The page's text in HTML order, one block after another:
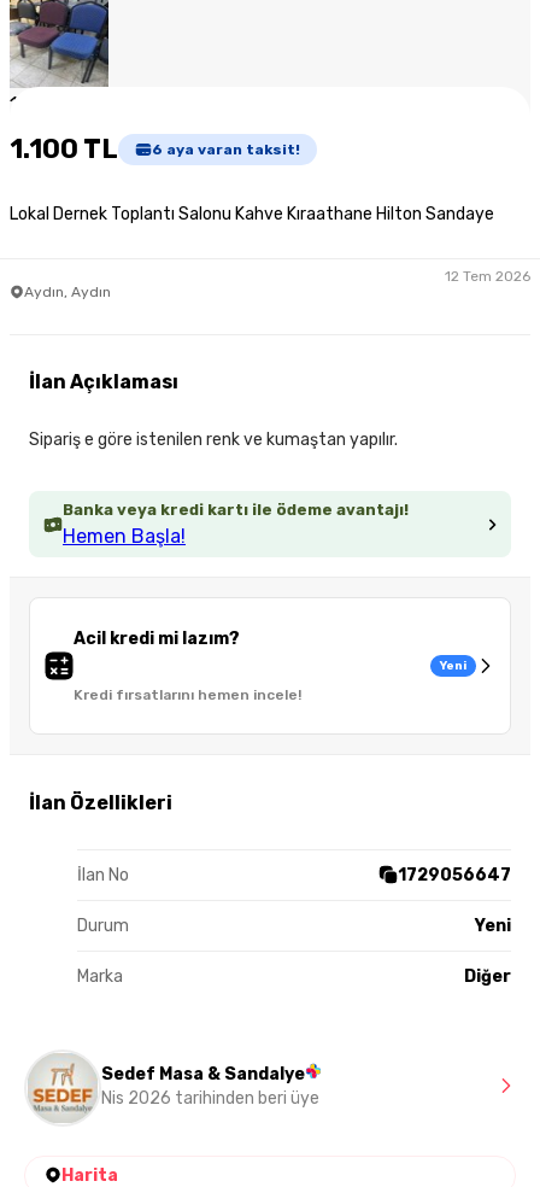
1
1.100 TL 6 aya varan taksit!
Lokal Dernek Toplantı Salonu Kahve Kıraathane Hilton Sandaye
Aydın, Aydın
12 Tem 2026
Banka veya kredi kartı ile ödeme avantajı!
Hemen Başla!
Acil kredi mi lazım?
Kredi fırsatlarını hemen incele!
Yeni
İlan Özellikleri
İlan No 1729056647
Durum Yeni
Marka Diğer
İlan Açıklaması
Sipariş e göre istenilen renk ve kumaştan yapılır.
Sedef Masa & Sandalye
Nis 2026 tarihinden beri üye
Harita